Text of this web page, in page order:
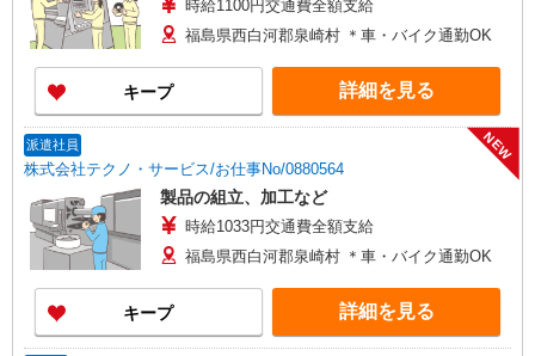
時給1100円交通費全額支給
福島県西白河郡泉崎村 ＊車・バイク通勤OK
キープ 詳細を見る
派遣社員
株式会社テクノ・サービス/お仕事No/0880564
NEW
製品の組立、加工など
時給1033円交通費全額支給
福島県西白河郡泉崎村 ＊車・バイク通勤OK
キープ 詳細を見る